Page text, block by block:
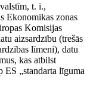
t. i.,
Ekonomikas zonas
Komisijas
aizsardzību (trešās
līmeni), datu
kas atbilst
ES „standarta līguma